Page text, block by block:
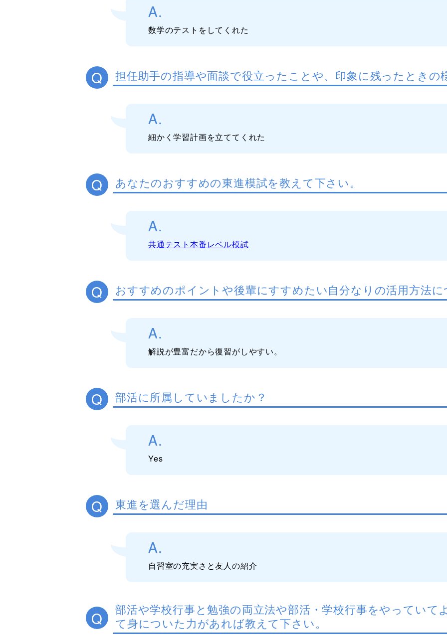
A.
数学のテストをしてくれた
Q 担任助手の指導や面談で役立ったことや、印象に残ったときの
A.
細かく学習計画を立ててくれた
Q あなたのおすすめの東進模試を教えて下さい。
A.
共通テスト本番レベル模試
Q おすすめのポイントや後輩にすすめたい自分なりの活用方法
A.
解説が豊富だから復習がしやすい。
Q 部活に所属していましたか？
A.
Yes
Q 東進を選んだ理由
A.
自習室の充実さと友人の紹介
Q
部活や学校行事と勉強の両立法や部活・学校行事をやっていて
て身についた力があれば教えて下さい。